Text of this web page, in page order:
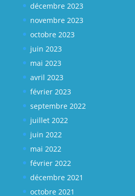
décembre 2023
novembre 2023
octobre 2023
juin 2023
mai 2023
avril 2023
février 2023
septembre 2022
juillet 2022
juin 2022
mai 2022
février 2022
décembre 2021
octobre 2021